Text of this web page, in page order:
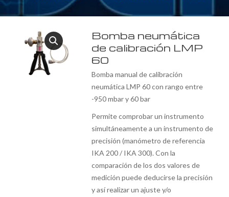
Bomba neumática
de calibración LMP
60
Bomba manual de calibración
neumática LMP 60 con rango entre
-950 mbar y 60 bar
Permite comprobar un instrumento
simultáneamente a un instrumento de
precisión (manómetro de referencia
IKA 200 / IKA 300). Con la
comparación de los dos valores de
medición puede deducirse la precisión
y así realizar un ajuste y/o